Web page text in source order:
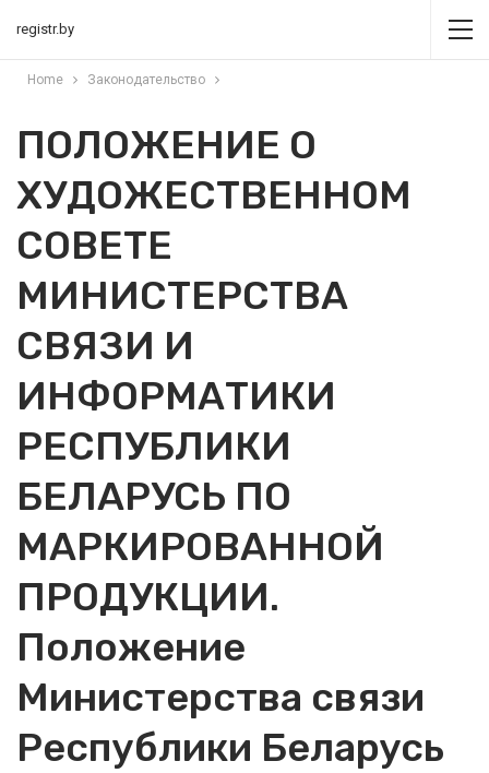
registr.by
Home Законодательство
ПОЛОЖЕНИЕ О
ХУДОЖЕСТВЕННОМ
СОВЕТЕ
МИНИСТЕРСТВА
СВЯЗИ И
ИНФОРМАТИКИ
РЕСПУБЛИКИ
БЕЛАРУСЬ ПО
МАРКИРОВАННОЙ
ПРОДУКЦИИ.
Положение
Министерства связи
Республики Беларусь